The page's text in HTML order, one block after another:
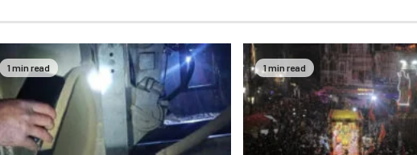
1 min read 1 min read